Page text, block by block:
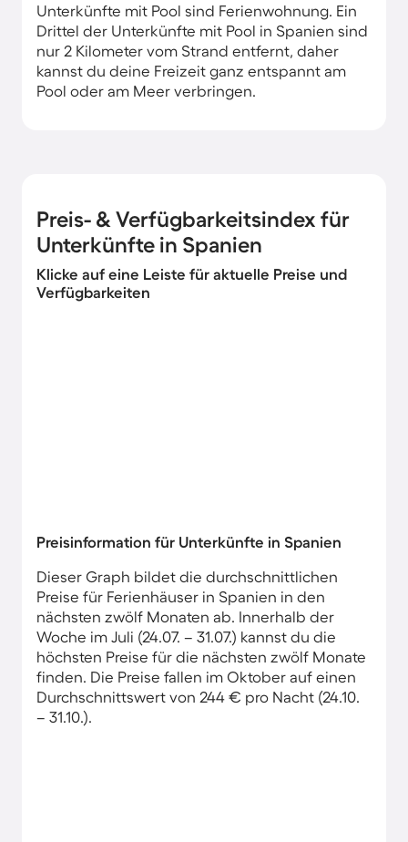
Unterkünfte mit Pool sind Ferienwohnung. Ein
Drittel der Unterkünfte mit Pool in Spanien sind
nur 2 Kilometer vom Strand entfernt, daher
kannst du deine Freizeit ganz entspannt am
Pool oder am Meer verbringen.
Preis- & Verfügbarkeitsindex für
Unterkünfte in Spanien
Klicke auf eine Leiste für aktuelle Preise und
Verfügbarkeiten
Preisinformation für Unterkünfte in Spanien
Dieser Graph bildet die durchschnittlichen
Preise für Ferienhäuser in Spanien in den
nächsten zwölf Monaten ab. Innerhalb der
Woche im Juli (24.07. – 31.07.) kannst du die
höchsten Preise für die nächsten zwölf Monate
finden. Die Preise fallen im Oktober auf einen
Durchschnittswert von 244 € pro Nacht (24.10.
– 31.10.).